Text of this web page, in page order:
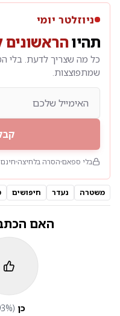
ניוזלטר יומי
תהיו
כל מה שצריך לדעת. בלי
שמתפוצצות.
בלי ספאם הסרה בלחיצה
משטרה נעדר חיפושים
האם
כן (
%)